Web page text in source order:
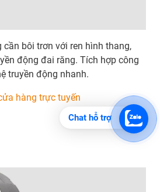
cần bôi trơn với ren hình thang,
động đai răng. Tích hợp công
truyền động nhanh.
hàng trực tuyến
Chat hỗ trợ